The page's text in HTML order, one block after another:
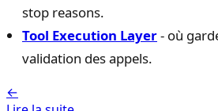
stop reasons.
Tool Execution Layer- où
validation des appels.
←